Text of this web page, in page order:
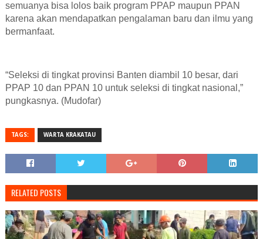
semuanya bisa lolos baik program PPAP maupun PPAN
karena akan mendapatkan pengalaman baru dan ilmu yang
bermanfaat.
“Seleksi di tingkat provinsi Banten diambil 10 besar, dari
PPAP 10 dan PPAN 10 untuk seleksi di tingkat nasional,”
pungkasnya. (Mudofar)
TAGS: WARTA KRAKATAU
RELATED POSTS